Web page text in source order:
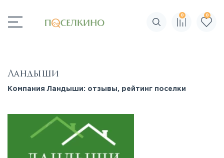
Поиск по сайту
0 0
Ландыши
Компания Ландыши: отзывы, рейтинг поселки